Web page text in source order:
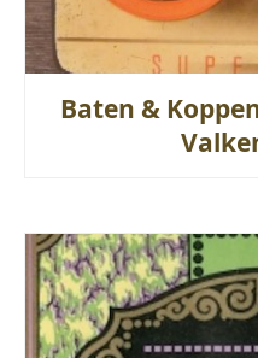
Baten &